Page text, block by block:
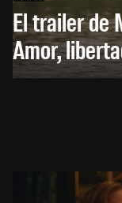
El trailer de
Amor,